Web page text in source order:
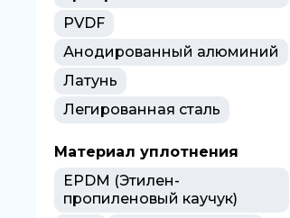
PVDF
Анодированный алюминий
Латунь
Легированная сталь
Материал уплотнения
EPDM (Этилен-
пропиленовый каучук)